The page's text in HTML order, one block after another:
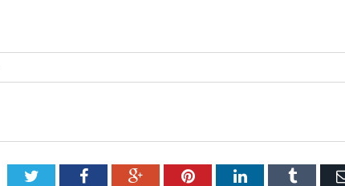
TwitterFacebookGoogle+PinterestLinkedInTumblr